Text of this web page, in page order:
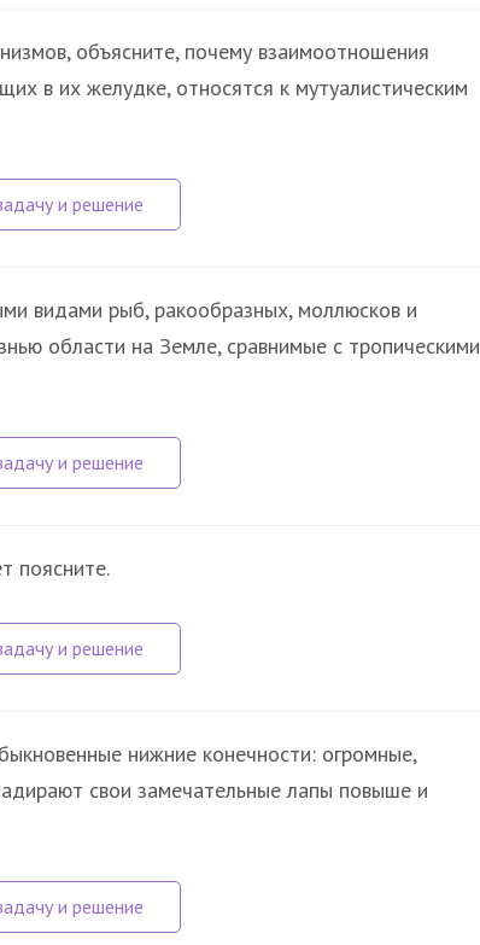
объясните, почему взаимоотношения
в их желудке, относятся к мутуалистическим
видами рыб, ракообразных, моллюсков и
области на Земле, сравнимые с тропическими
поясните.
нижние конечности: огромные,
свои замечательные лапы повыше и